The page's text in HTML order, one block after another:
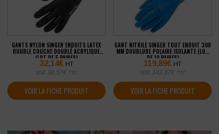
GANTS NYLON SINGER ENDUITS LATEX
DOUBLE COUCHE DOUBLÉ ACRYLIQUE
(LOT DE 5 PAIRES)
32,14€ HT
soit 38,57€ TTC
VOIR LA FICHE PRODUIT
GANT NITRILE SINGER TOUT ENDUIT 300
MM DOUBLURE POLAIRE ISOLANTE (LOT
DE 10 PAIRES)
119,89€ HT
soit 143,87€ TTC
VOIR LA FICHE PRODUIT